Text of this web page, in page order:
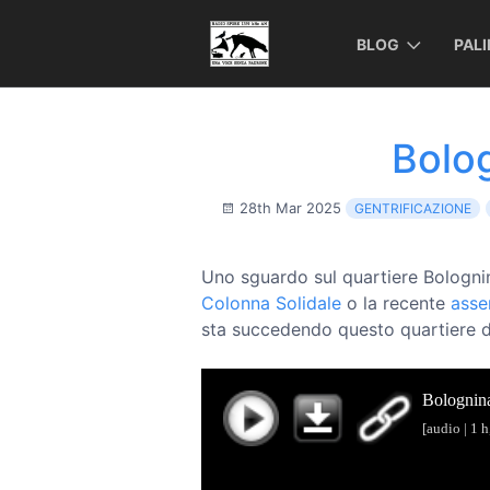
BLOG
28th Mar 2025 GENTRIFICAZIONE
Uno sguardo sul quartiere
Colonna Solidale o la recente
sta succedendo questo quartiere